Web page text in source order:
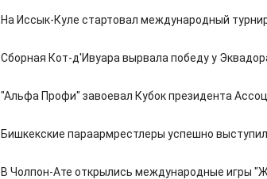
На Иссык-Куле стартовал международный
Сборная Кот-д'Ивуара вырвала победу у
"Альфа Профи" завоевал Кубок президента
Бишкекские параармрестлеры успешно
В Чолпон-Ате открылись международные игры